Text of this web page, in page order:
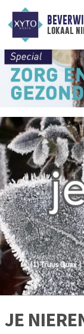
lokaal
JE